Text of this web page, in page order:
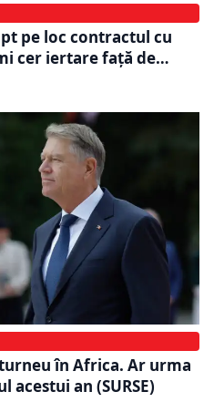
pe loc contractul cu
cer iertare faţă de…
în Africa. Ar urma
acestui an (SURSE)